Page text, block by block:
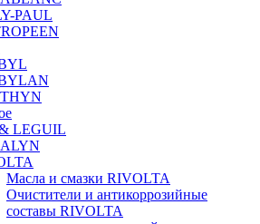
PAUL
LEGUIL
Масла и смазки RIVOLTA
Очистители и антикоррозийные
составы RIVOLTA